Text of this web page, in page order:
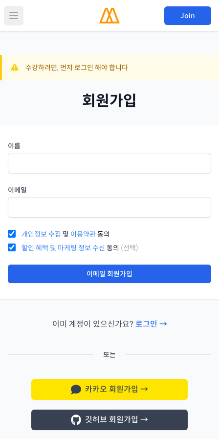
Join
수강하려면, 먼저 로그인 해야 합니다
회원가입
이름
이메일
개인정보 수집 및 이용약관동의
할인 혜택 및 마케팅 정보 수신 동의 (선택)
이메일 회원가입
이미 계정이 있으신가요? 로그인 →
또는
카카오 회원가입 →
깃허브 회원가입 →